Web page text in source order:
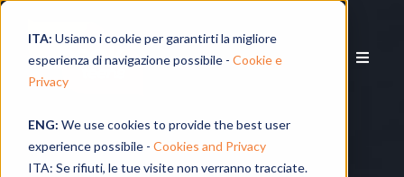
ITA: Usiamo i cookie per garantirti la migliore
esperienza di navigazione possibile - Cookie e
Privacy
ENG: We use cookies to provide the best user
experience possibile - Cookies and Privacy
ITA: Se rifiuti, le tue visite non verranno tracciate.